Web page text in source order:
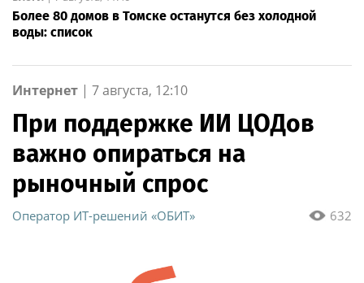
Более 80 домов в Томске останутся без холодной
воды: список
Интернет | 7 августа, 12:10
При поддержке ИИ ЦОДов
важно опираться на
рыночный спрос
632
Оператор ИТ-решений «ОБИТ»